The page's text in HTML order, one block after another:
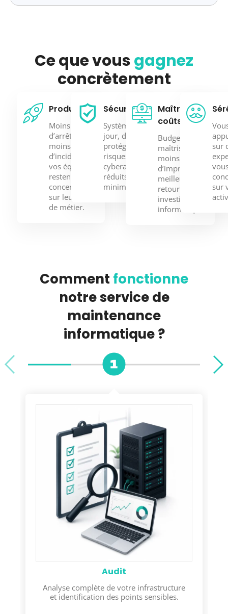
Ce que vousgagnez
concrètement
Productivité
Moins
d’arrêts,
moins
d’incidents,
vos équipes
restent
concentrées
sur leur cœur
de métier.
Sécurité
Systèmes à
jour, données
protégées,
risques de
cyberattaques
réduits au
minimum.
Maîtrise des
coûts
Budget
maîtrisé,
moins
d’imprévus,
meilleur
retour sur
investissement
informatique.
sur
sur
Comment fonctionne
notre service de
maintenance
informatique ?
Audit
Analyse complète de votre infrastructure
et identification des points sensibles.